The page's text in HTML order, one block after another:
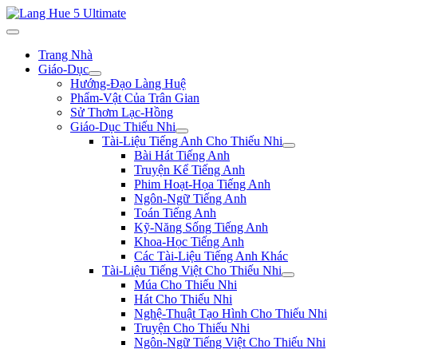
Trang Nhà
Giáo-Dục
Hướng-Đạo Làng Huệ
Phẩm-Vật Của Trân Gian
Sử Thơm Lạc-Hồng
Giáo-Dục Thiếu Nhi
Tài-Liệu Tiếng Anh Cho Thiếu Nhi
Bài Hát Tiếng Anh
Truyện Kể Tiếng Anh
Phim Hoạt-Họa Tiếng Anh
Ngôn-Ngữ Tiếng Anh
Toán Tiếng Anh
Kỹ-Năng Sống Tiếng Anh
Khoa-Học Tiếng Anh
Các Tài-Liệu Tiếng Anh Khác
Tài-Liệu Tiếng Việt Cho Thiếu Nhi
Múa Cho Thiếu Nhi
Hát Cho Thiếu Nhi
Nghệ-Thuật Tạo Hình Cho Thiếu Nhi
Truyện Cho Thiếu Nhi
Ngôn-Ngữ Tiếng Việt Cho Thiếu Nhi